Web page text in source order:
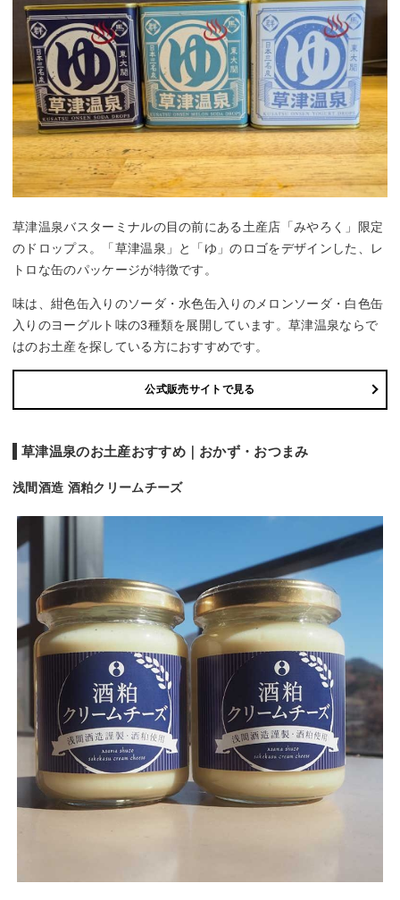
草津温泉バスターミナルの目の前にある土産店「みやろく」限定
のドロップス。「草津温泉」と「ゆ」のロゴをデザインした、レ
トロな缶のパッケージが特徴です。
味は、紺色缶入りのソーダ・水色缶入りのメロンソーダ・白色缶
入りのヨーグルト味の3種類を展開しています。草津温泉ならで
はのお土産を探している方におすすめです。
公式販売サイトで見る
草津温泉のお土産おすすめ｜おかず・おつまみ
浅間酒造 酒粕クリームチーズ